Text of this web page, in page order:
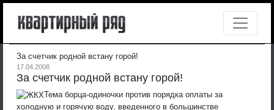
За счетчик родной встану горой!
17.04.2008
За счетчик родной встану горой!
Тема борца-одиночки против порядка оплаты за
холодную и горячую воду, введенного в большинстве